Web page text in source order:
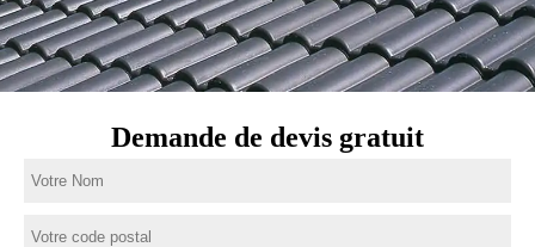
Demande de devis gratuit